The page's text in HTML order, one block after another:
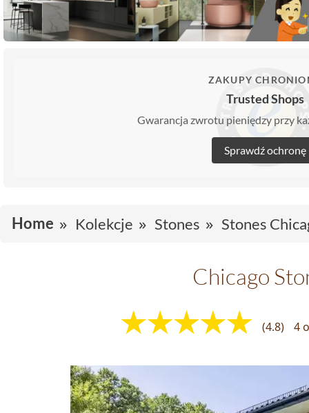
ZAKUPY
Trusted Shops
Gwarancja zwrotu pieniędzy przy
Sprawdź ochronę
Home Kolekcje Stones Stones
Chicago
(4.8) 4